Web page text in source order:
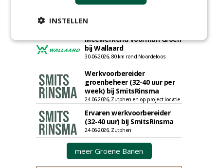
European Tree Worker bij
30-06-2026, 80 km rond Noordeloos
Meewerkend Voorman Groen
bij Wallaard
30-06-2026, 80 km rond Noordeloos
Werkvoorbereider
groenbeheer (32-40 uur per
week) bij SmitsRinsma
24-06-2026, Zutphen en op project locatie
Ervaren werkvoorbereider
(32-40 uur) bij SmitsRinsma
24-06-2026, Zutphen
meer Groene Banen
INSTELLEN